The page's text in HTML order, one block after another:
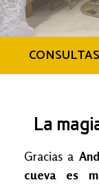
La
Gracias a
cueva es